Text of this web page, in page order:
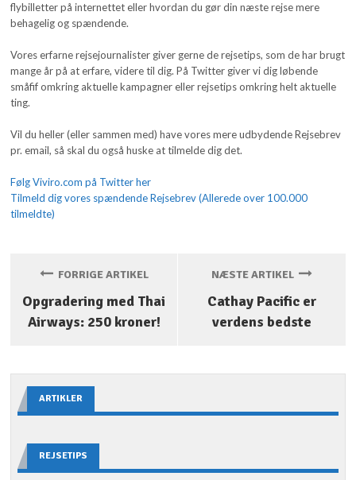
flybilletter på internettet eller hvordan du gør din næste rejse mere
behagelig og spændende.
Vores erfarne rejsejournalister giver gerne de rejsetips, som de har brugt
mange år på at erfare, videre til dig. På Twitter giver vi dig løbende
småfif omkring aktuelle kampagner eller rejsetips omkring helt aktuelle
ting.
Vil du heller (eller sammen med) have vores mere udbydende Rejsebrev
pr. email, så skal du også huske at tilmelde dig det.
Følg Viviro.com på Twitter her
Tilmeld dig vores spændende Rejsebrev (Allerede over 100.000
tilmeldte)
FORRIGE ARTIKEL
Opgradering med Thai
Airways: 250 kroner!
NÆSTE ARTIKEL
Cathay Pacific er
verdens bedste
ARTIKLER
REJSETIPS